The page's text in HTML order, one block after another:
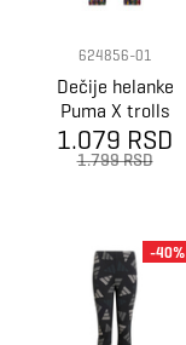
624856-01
Dečije helanke
Puma X trolls
aop leggings
1.079 RSD
1.799 RSD
-40%